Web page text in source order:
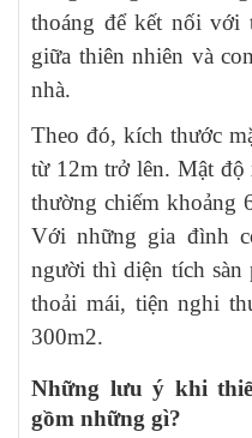
thoáng để kết nối với
giữa thiên nhiên và
nhà.
Theo đó, kích thước
từ 12m trở lên. Mật độ
thường chiếm khoảng
Với những gia đình
người thì diện tích sàn
thoải mái, tiện nghi
300m2.
Những lưu ý khi
gồm những gì?